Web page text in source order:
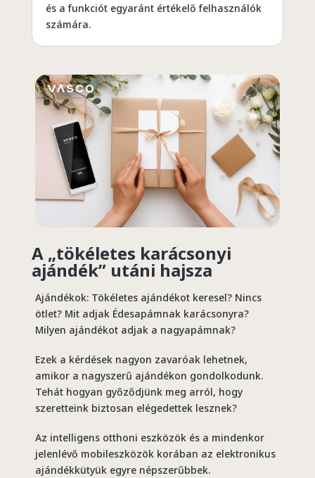
és a funkciót egyaránt értékelő felhasználók
számára.
A „tökéletes karácsonyi
ajándék” utáni hajsza
Ajándékok: Tökéletes ajándékot keresel? Nincs
ötlet? Mit adjak Édesapámnak karácsonyra?
Milyen ajándékot adjak a nagyapámnak?
Ezek a kérdések nagyon zavaróak lehetnek,
amikor a nagyszerű ajándékon gondolkodunk.
Tehát hogyan győződjünk meg arról, hogy
szeretteink biztosan elégedettek lesznek?
Az intelligens otthoni eszközök és a mindenkor
jelenlévő mobileszközök korában az elektronikus
ajándékkütyük egyre népszerűbbek.